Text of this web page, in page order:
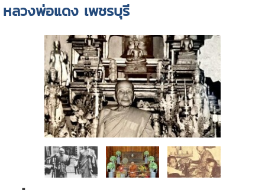
หลวงพ่อแดง เพชรบุรี